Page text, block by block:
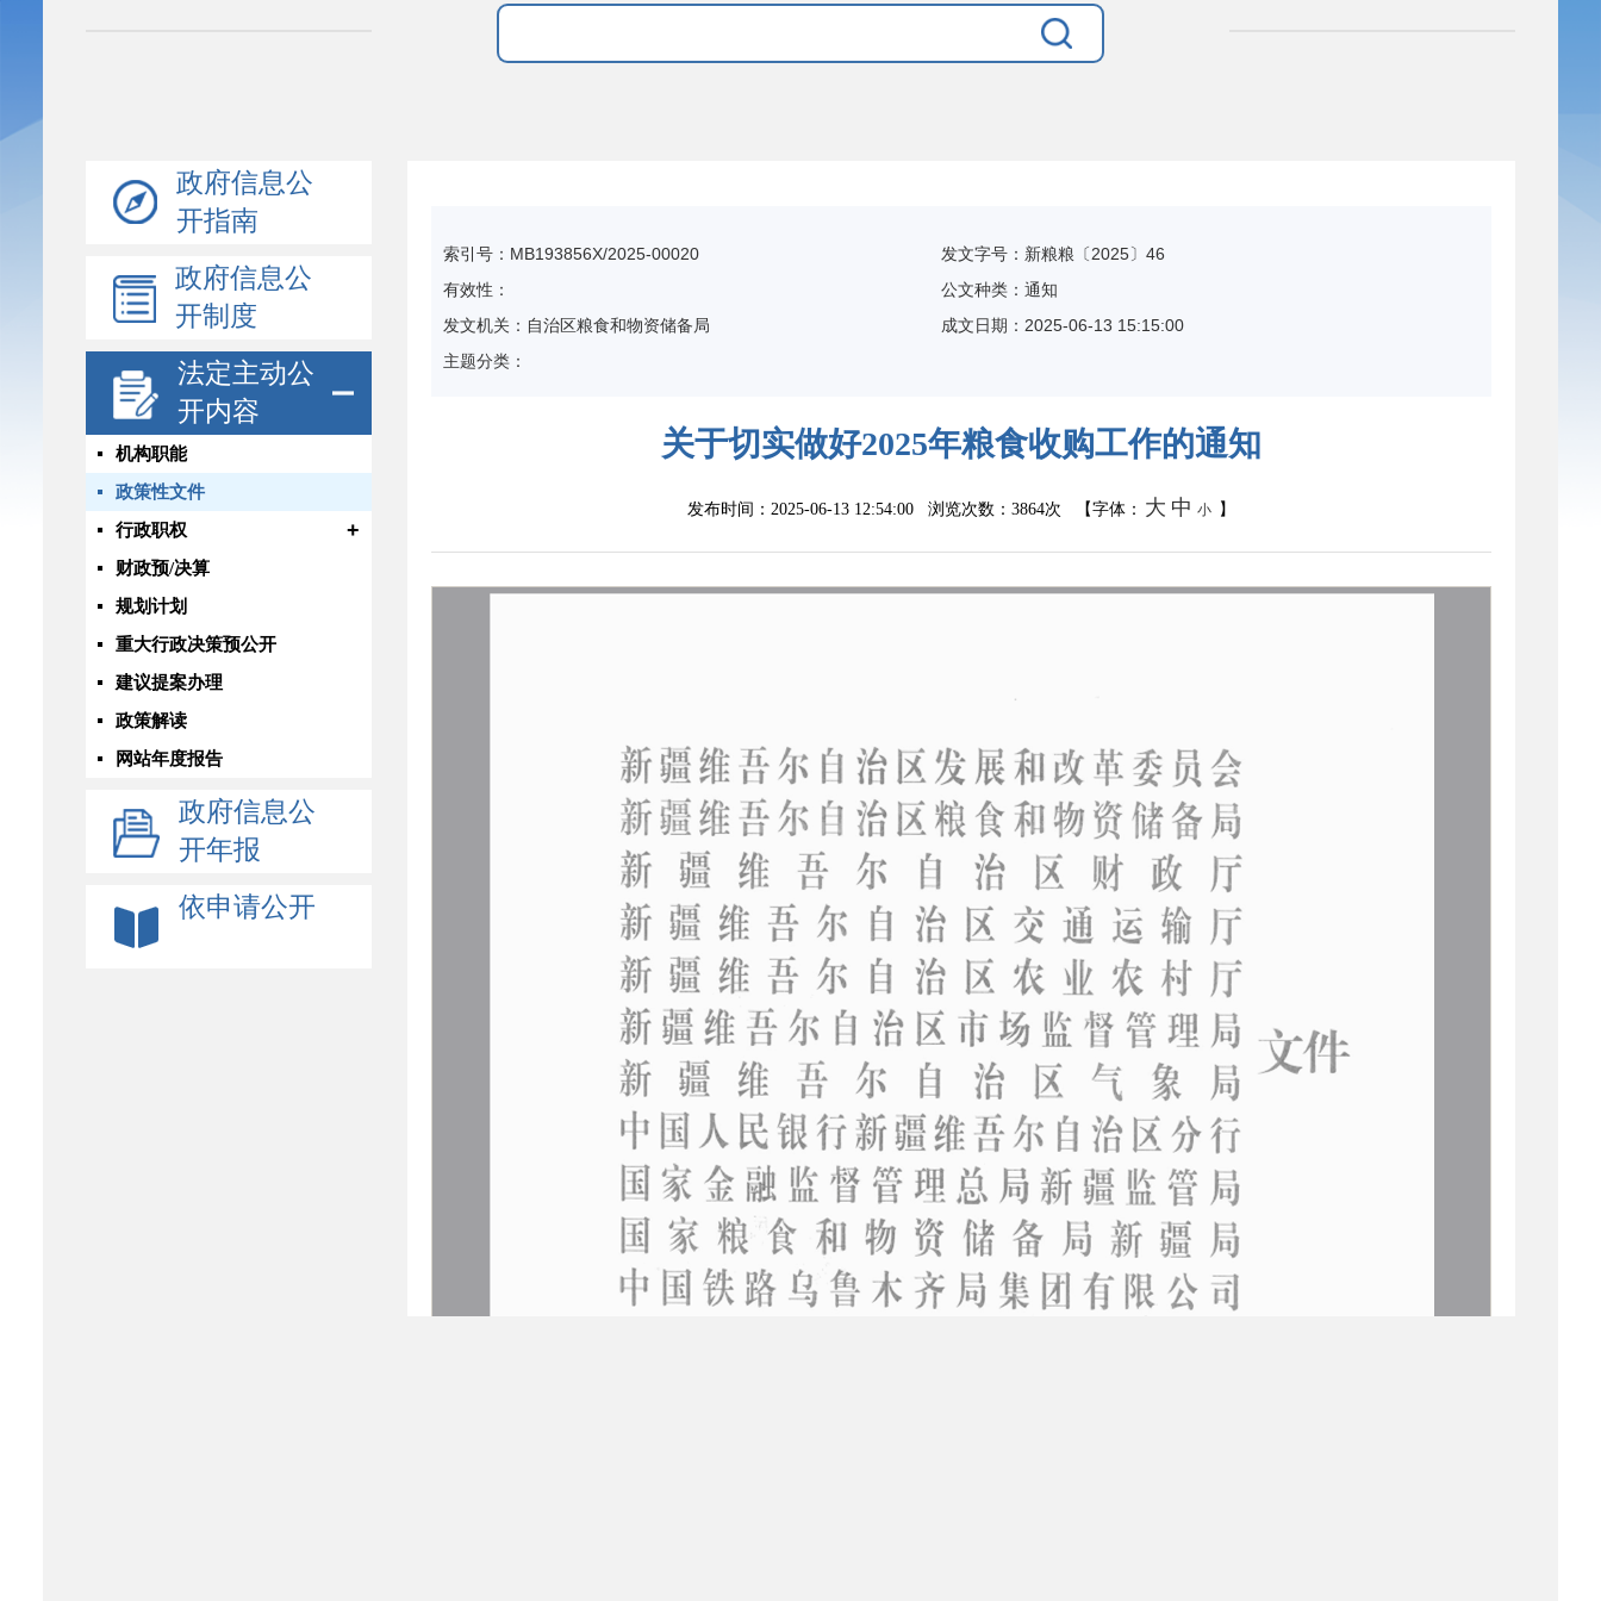
政府信息公
开指南
政府信息公
开制度
法定主动公
开内容
机构职能
政策性文件
行政职权
+
财政预/决算
规划计划
重大行政决策预公开
建议提案办理
政策解读
网站年度报告
政府信息公
开年报
依申请公开
索引号：MB193856X/2025-00020
发文字号：新粮粮〔2025〕46
有效性：
公文种类：通知
发文机关：自治区粮食和物资储备局
成文日期： 2025-06-13 15:15:00
主题分类：
关于切实做好2025年粮食收购工作的通知
发布时间：2025-06-13 12:54:00 浏览次数： 3864次 【字体： 大 中 小 】